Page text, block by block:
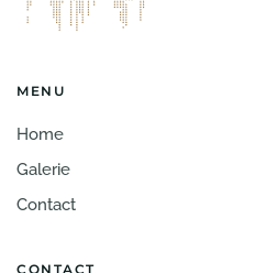
MENU
Home
Galerie
Contact
CONTACT